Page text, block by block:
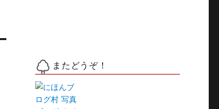
またどうぞ！